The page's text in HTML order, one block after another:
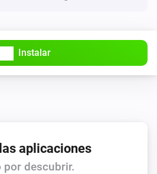
Instalar
aplicaciones
por descubrir.